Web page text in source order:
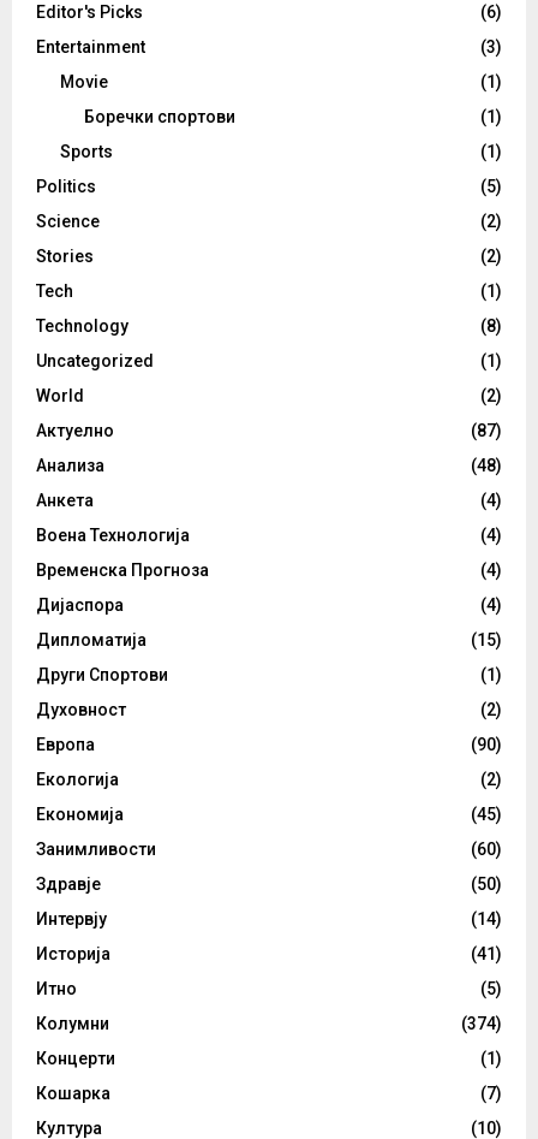
Editor's Picks
(6)
Entertainment
(3)
Movie
(1)
Боречки спортови
(1)
Sports
(1)
Politics
(5)
Science
(2)
Stories
(2)
Tech
(1)
Technology
(8)
Uncategorized
(1)
World
(2)
Актуелно
(87)
Анализа
(48)
Анкета
(4)
Воена Технологија
(4)
Временска Прогноза
(4)
Дијаспора
(4)
Дипломатија
(15)
Други Спортови
(1)
Духовност
(2)
Европа
(90)
Екологија
(2)
Економија
(45)
Занимливости
(60)
Здравје
(50)
Интервју
(14)
Историја
(41)
Итно
(5)
Колумни
(374)
Концерти
(1)
Кошарка
(7)
Култура
(10)